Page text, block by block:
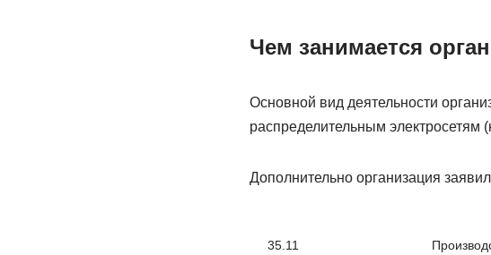
Чем занимается
Основной вид деятельности
распределительным электросетям
Дополнительно организация
35.11